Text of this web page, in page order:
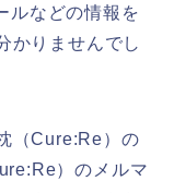
ルなどの情報を
かりませんでし
（Cure:Re）の
）のメルマ